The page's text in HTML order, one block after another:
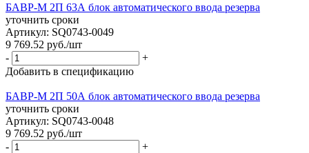
БАВР-М 2П 63А блок автоматического ввода резерва
уточнить сроки
Артикул: SQ0743-0049
9 769.52 руб./шт
-
+
Добавить в спецификацию
БАВР-М 2П 50А блок автоматического ввода резерва
уточнить сроки
Артикул: SQ0743-0048
9 769.52 руб./шт
-
+